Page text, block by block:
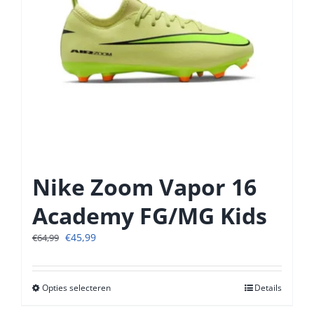
Nike Zoom Vapor 16
Academy FG/MG Kids
€64,99 Oorspronkelijke
was:
€64,99.
€45,99Huidige
is:
Opties selecterenDit
Details